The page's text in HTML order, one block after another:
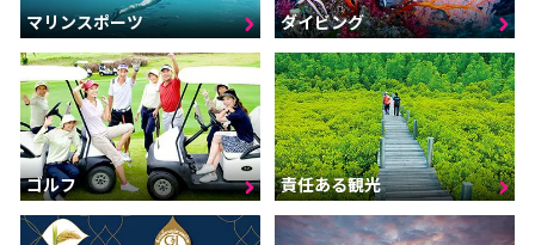
マリンスポーツ ダイビング
ゴルフ 責任ある観光